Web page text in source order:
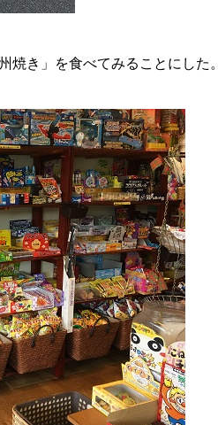
焼き」を食べてみることにした。